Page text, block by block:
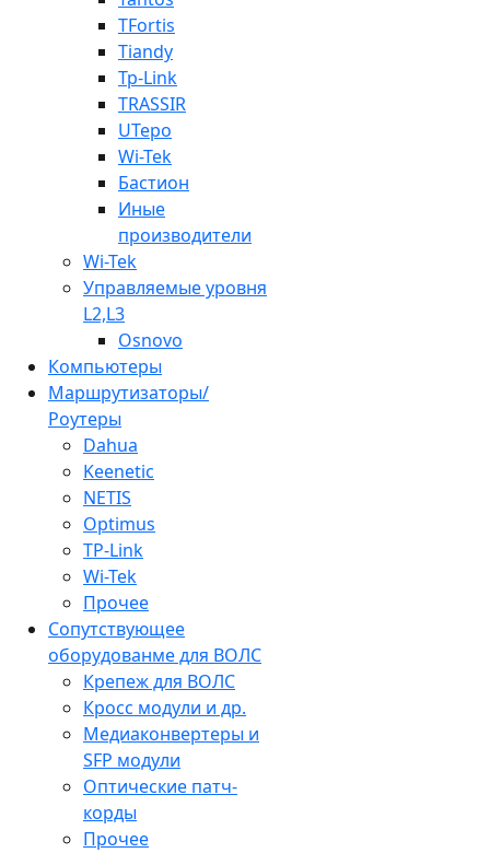
TFortis
Tiandy
Tp-Link
TRASSIR
UTepo
Wi-Tek
Бастион
Иные
производители
Wi-Tek
Управляемые уровня
L2,L3
Osnovo
Компьютеры
Маршрутизаторы/
Роутеры
Dahua
Keenetic
NETIS
Optimus
TP-Link
Wi-Tek
Прочее
Сопутствующее
оборудованме для ВОЛС
Крепеж для ВОЛС
Кросс модули и др.
Медиаконвертеры и
SFP модули
Оптические патч-
корды
Прочее